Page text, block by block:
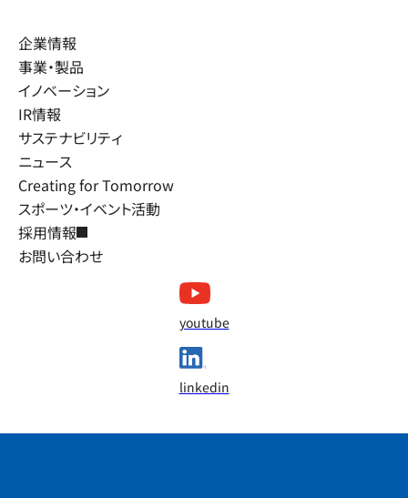
企業情報
事業・製品
イノベーション
IR情報
サステナビリティ
ニュース
Creating for Tomorrow
スポーツ・イベント活動
採用情報
お問い合わせ
youtube
linkedin